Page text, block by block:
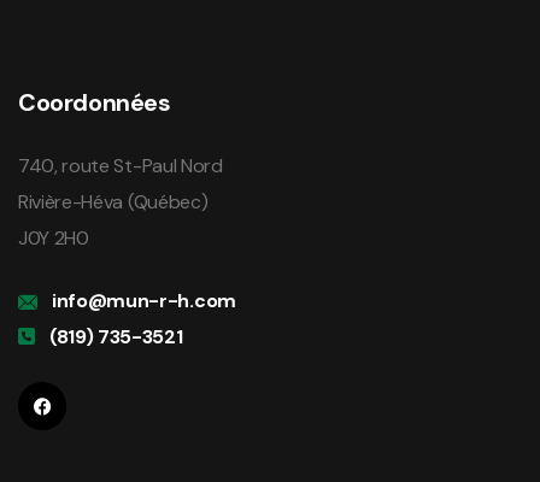
Coordonnées
740, route St-Paul Nord
Rivière-Héva (Québec)
J0Y 2H0
info@mun-r-h.com
(819) 735-3521